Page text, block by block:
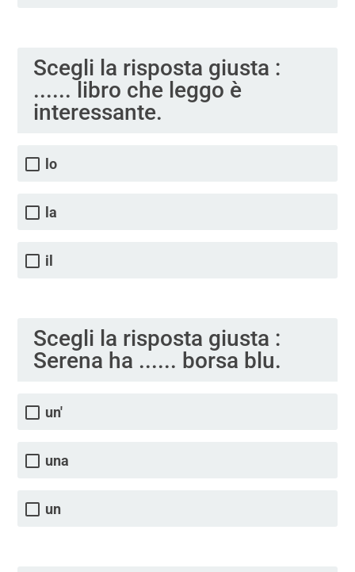
Scegli la risposta giusta :
...... libro che leggo è
interessante.
lo
la
il
Scegli la risposta giusta :
Serena ha ...... borsa blu.
un'
una
un